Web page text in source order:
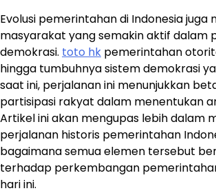
Evolusi pemerintahan di Indonesia
masyarakat yang semakin aktif dalam
demokrasi. toto hk pemerintahan
hingga tumbuhnya sistem demokrasi
saat ini, perjalanan ini menunjukkan
partisipasi rakyat dalam menentukan
Artikel ini akan mengupas lebih dalam
perjalanan historis pemerintahan
bagaimana semua elemen tersebut
terhadap perkembangan
hari ini.